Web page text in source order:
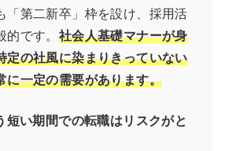
「第二新卒」枠を設け、採用活
です。 社会人基礎マナーが身
定の社風に染まりきっていない
に一定の需要があります。
短い期間での転職はリスクがと